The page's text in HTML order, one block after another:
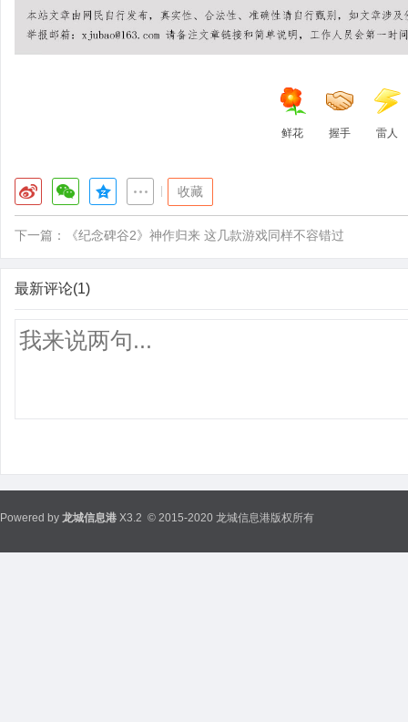
鲜花 握手 雷人
收藏
下一篇： 《纪念碑谷2》神作归来 这几款游戏同样不容错过
最新评论(1)
Powered by 龙城信息港 X3.2 © 2015-2020 龙城信息港版权所有